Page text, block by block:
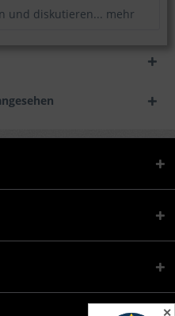
und diskutieren... mehr
✕